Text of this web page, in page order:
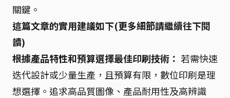
關鍵。
這篇文章的實用建議如下(更多細節請繼續往下閱
讀)
根據產品特性和預算選擇最佳印刷技術： 若需快速
迭代設計或少量生產，且預算有限，數位印刷是理
想選擇。追求高品質圖像、產品耐用性及高辨識